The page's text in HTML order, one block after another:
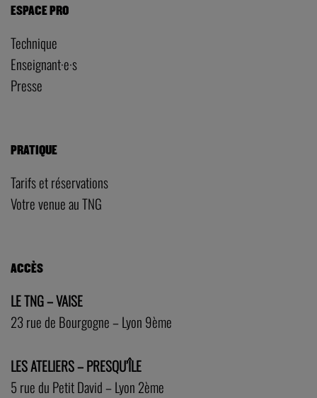
ESPACE PRO
Technique
Enseignant·e·s
Presse
PRATIQUE
Tarifs et réservations
Votre venue au TNG
ACCÈS
LE TNG – VAISE
23 rue de Bourgogne – Lyon 9ème
LES ATELIERS – PRESQU’ÎLE
5 rue du Petit David – Lyon 2ème